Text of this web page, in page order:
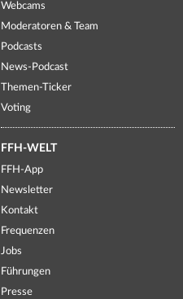
Webcams
Moderatoren & Team
Podcasts
News-Podcast
Themen-Ticker
Voting
FFH-WELT
FFH-App
Newsletter
Kontakt
Frequenzen
Jobs
Führungen
Presse